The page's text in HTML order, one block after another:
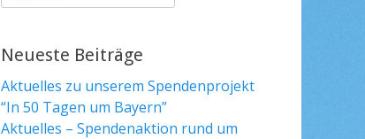
nach:
Neueste Beiträge
Aktuelles zu unserem Spendenprojekt
“In 50 Tagen um Bayern”
Aktuelles – Spendenaktion rund um